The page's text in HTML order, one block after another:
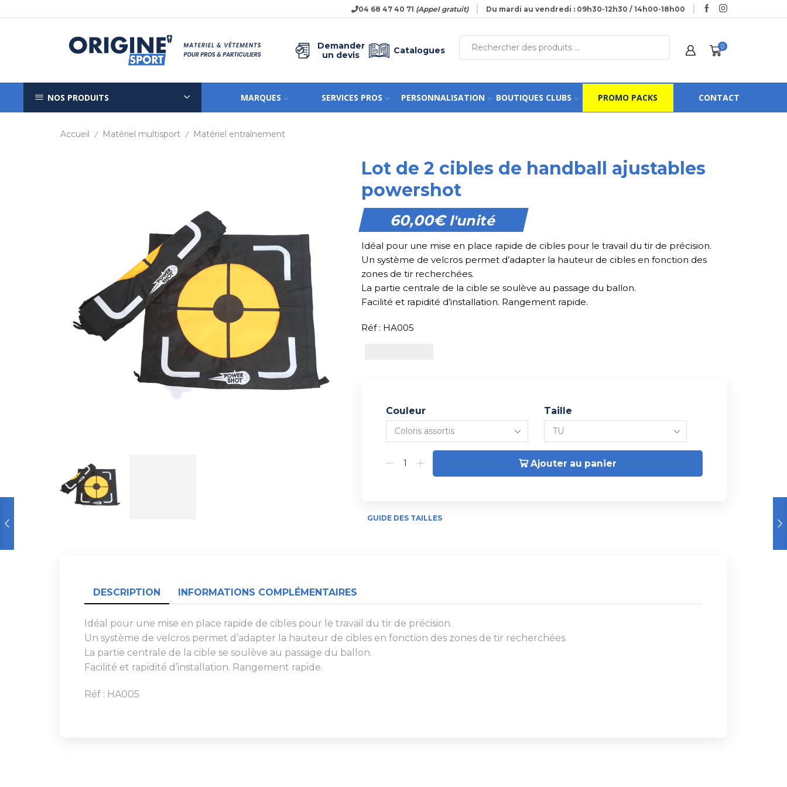
04 68 47 40 71 (Appel gratuit) Du mardi au vendredi : 09h30-12h30 / 14h00-18h00
Demander
un devis
Catalogues 0
NOS PRODUITS MARQUES SERVICES PROS PERSONNALISATION BOUTIQUES CLUBS PROMO PACKS CONTACT
Accueil / Matériel multisport / Matériel entraînement
Lot de 2 cibles de handball ajustables
powershot
60,00€l'unité
Idéal pour une mise en place rapide de cibles pour le travail du tir de précision.
Un système de velcros permet d’adapter la hauteur de cibles en fonction des
zones de tir recherchées.
La partie centrale de la cible se soulève au passage du ballon.
Facilité et rapidité d’installation. Rangement rapide.
Réf : HA005
Couleur Taille
Ajouter au panier
GUIDE DES TAILLES
DESCRIPTION INFORMATIONS COMPLÉMENTAIRES
Idéal pour une mise en place rapide de cibles pour le travail du tir de précision.
Un système de velcros permet d’adapter la hauteur de cibles en fonction des zones de tir recherchées.
La partie centrale de la cible se soulève au passage du ballon.
Facilité et rapidité d’installation. Rangement rapide.
Réf : HA005